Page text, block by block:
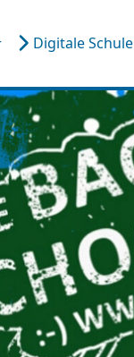
Digitale Schule